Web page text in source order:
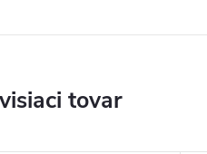
tovar